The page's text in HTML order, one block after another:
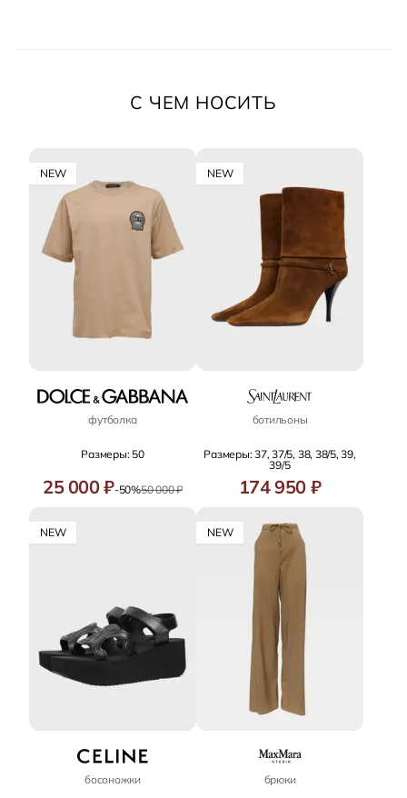
С ЧЕМ НОСИТЬ
NEW
футболка
Размеры: 50
25 000 ₽-50%50 000 ₽
NEW
ботильоны
Размеры: 37, 37/5, 38, 38/5, 39,
39/5
174 950 ₽
NEW
босоножки
NEW
брюки